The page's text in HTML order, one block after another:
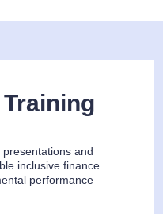
and
inclusive finance
performance